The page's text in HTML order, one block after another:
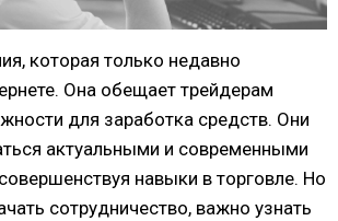
которая только недавно
Она обещает трейдерам
для заработка средств. Они
актуальными и современными
навыки в торговле. Но
сотрудничество, важно узнать